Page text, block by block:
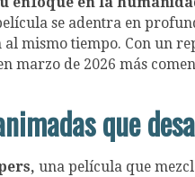
se adentra en
al mismo tiempo. Con un
marzo de 2026 más
que
una película que